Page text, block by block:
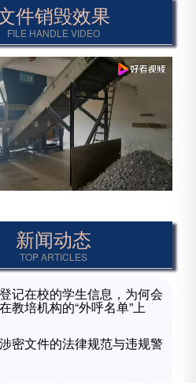
件销毁效果
FILE HANDLE VIDEO
新闻动态
TOP ARTICLES
记在校的学生信息，为何会
教培机构的“外呼名单”上
密文件的法律规范与违规警